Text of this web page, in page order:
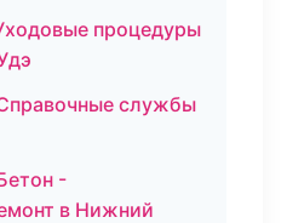
процедуры
службы
-
в Нижний